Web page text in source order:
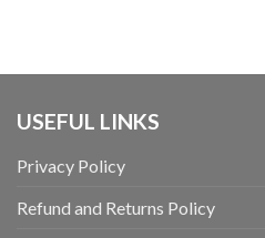
USEFUL LINKS
Privacy Policy
Refund and Returns Policy